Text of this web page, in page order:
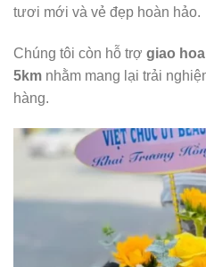
tươi mới và vẻ đẹp hoàn hảo.
Chúng tôi còn hỗ trợ giao
5km nhằm mang lại trải
hàng.